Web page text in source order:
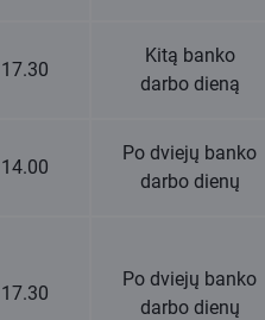
Kitą banko
darbo dieną
Po dviejų banko
darbo dienų
Po dviejų banko
darbo dienų